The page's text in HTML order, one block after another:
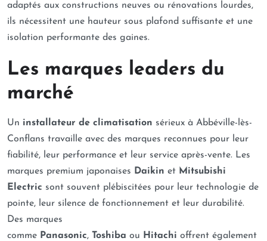
adaptés aux constructions neuves ou rénovations lourdes,
ils nécessitent une hauteur sous plafond suffisante et une
isolation performante des gaines.
Les marques leaders du
marché
Un installateur de climatisation sérieux à Abbéville-lès-
Conflans travaille avec des marques reconnues pour leur
fiabilité, leur performance et leur service après-vente. Les
marques premium japonaises Daikin et Mitsubishi
Electric sont souvent plébiscitées pour leur technologie de
pointe, leur silence de fonctionnement et leur durabilité.
Des marques
comme Panasonic, Toshiba ou Hitachi offrent également